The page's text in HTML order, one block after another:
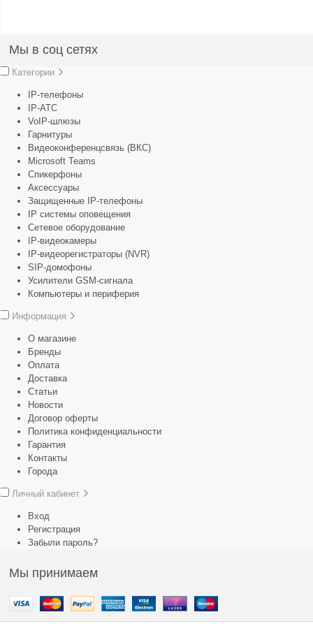
Мы в соц сетях
Категории
IP-телефоны
IP-АТС
VoIP-шлюзы
Гарнитуры
Видеоконференцсвязь (ВКС)
Microsoft Teams
Спикерфоны
Аксессуары
Защищенные IP-телефоны
IP системы оповещения
Сетевое оборудование
IP-видеокамеры
IP-видеорегистраторы (NVR)
SIP-домофоны
Усилители GSM-сигнала
Компьютеры и периферия
Информация
О магазине
Бренды
Оплата
Доставка
Статьи
Новости
Договор оферты
Политика конфиденциальности
Гарантия
Контакты
Города
Личный кабинет
Вход
Регистрация
Забыли пароль?
Мы принимаем